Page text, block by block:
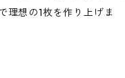
理想の1枚を作り上げま